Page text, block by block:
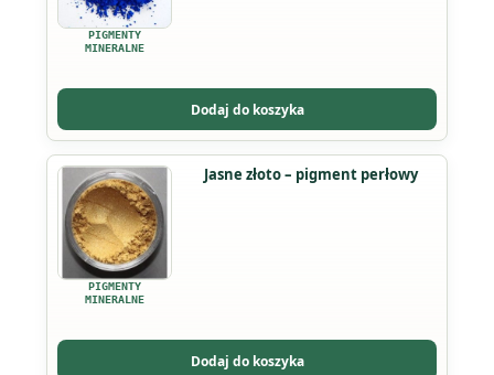
PIGMENTY
MINERALNE
Dodaj do koszyka
wariantów.
Opcje
na
stronie
produktu
PIGMENTY
MINERALNE
Jasne złoto – pigment perłowy
Dodaj do koszyka
Ten
produkt
ma
wiele
wariantów.
Opcje